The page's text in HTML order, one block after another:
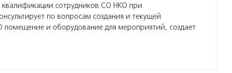
квалификации сотрудников СО НКО при
по вопросам создания и текущей
помещение и оборудование для мероприятий, создает